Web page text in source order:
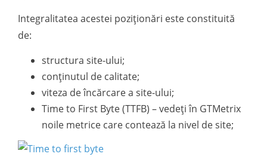
Integralitatea acestei poziționări este constituită
de:
structura site-ului;
conținutul de calitate;
viteza de încărcare a site-ului;
Time to First Byte (TTFB) – vedeți în GTMetrix
noile metrice care contează la nivel de site;